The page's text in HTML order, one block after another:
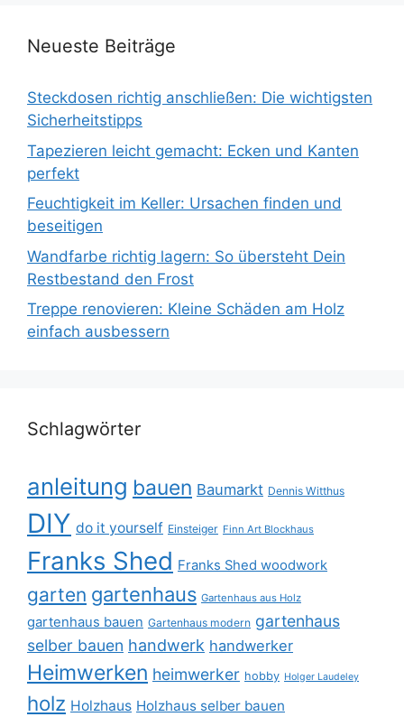
Neueste Beiträge
Steckdosen richtig anschließen: Die wichtigsten
Sicherheitstipps
Tapezieren leicht gemacht: Ecken und Kanten
perfekt
Feuchtigkeit im Keller: Ursachen finden und
beseitigen
Wandfarbe richtig lagern: So übersteht Dein
Restbestand den Frost
Treppe renovieren: Kleine Schäden am Holz
einfach ausbessern
Schlagwörter
anleitung bauen Baumarkt Dennis Witthus
DIY do it yourself Einsteiger Finn Art Blockhaus
Franks Shed Franks Shed woodwork
garten gartenhaus Gartenhaus aus Holz
gartenhaus bauen Gartenhaus modern gartenhaus
selber bauen handwerk handwerker
Heimwerken heimwerker hobby Holger Laudeley
holz Holzhaus Holzhaus selber bauen